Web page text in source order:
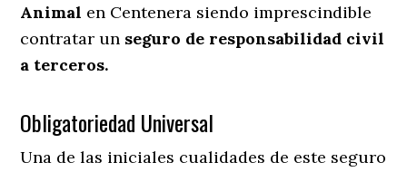
Animal en Centenera siendo imprescindible
contratar un seguro de responsabilidad civil
a terceros.
Obligatoriedad Universal
Una de las iniciales cualidades de este seguro